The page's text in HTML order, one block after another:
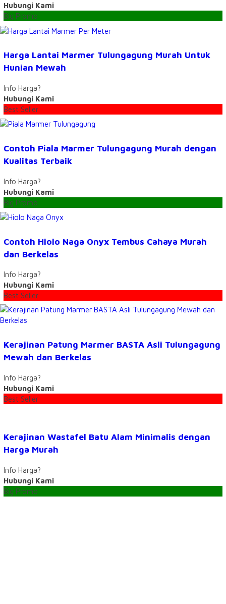
Hubungi Kami
Big Promo
Harga Lantai Marmer Tulungagung Murah Untuk
Hunian Mewah
Info Harga?
Hubungi Kami
Best Seller
Contoh Piala Marmer Tulungagung Murah dengan
Kualitas Terbaik
Info Harga?
Hubungi Kami
Big Promo
Contoh Hiolo Naga Onyx Tembus Cahaya Murah
dan Berkelas
Info Harga?
Hubungi Kami
Best Seller
Kerajinan Patung Marmer BASTA Asli Tulungagung
Mewah dan Berkelas
Info Harga?
Hubungi Kami
Best Seller
Kerajinan Wastafel Batu Alam Minimalis dengan
Harga Murah
Info Harga?
Hubungi Kami
Big Promo